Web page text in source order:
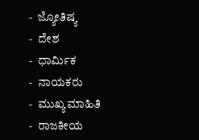
ಜ್ಯೋತಿಷ್ಯ
ದೇಶ
ಧಾರ್ಮಿಕ
ನಾಯಕರು
ಮುಖ್ಯ ಮಾಹಿತಿ
ರಾಜಕೀಯ